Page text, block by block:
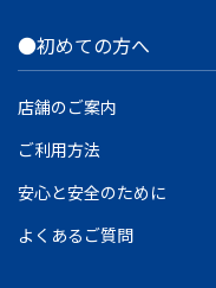
●初めての方へ
店舗のご案内
ご利用方法
安心と安全のために
よくあるご質問